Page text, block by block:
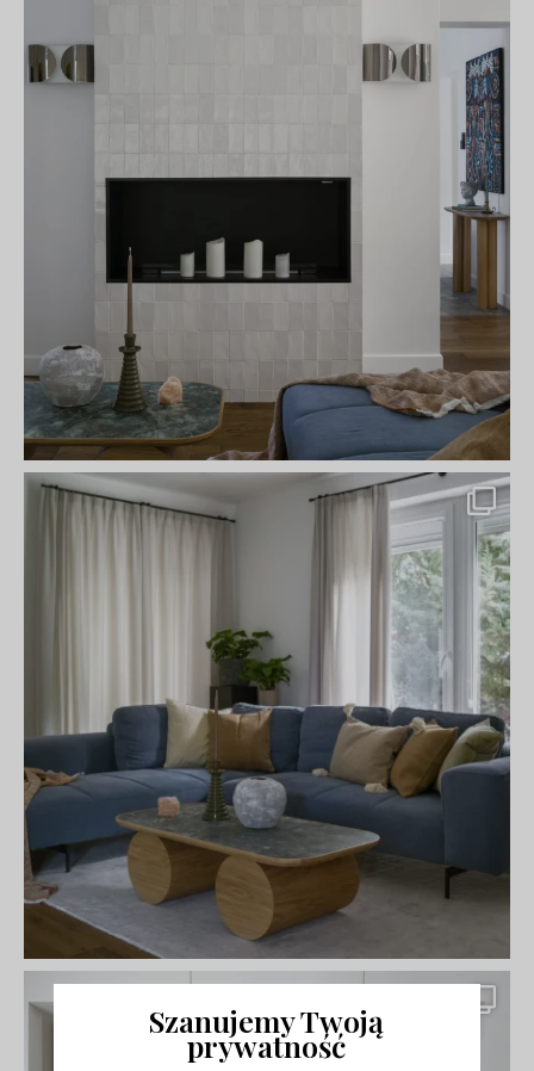
Szanujemy Twoją
prywatność